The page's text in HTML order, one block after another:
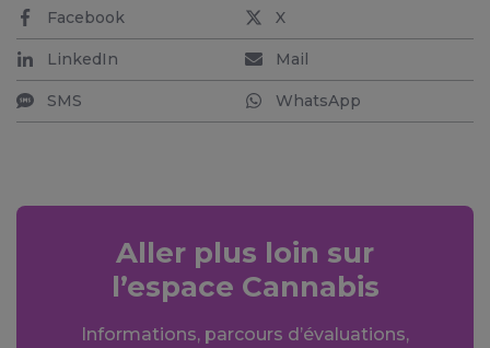
Facebook X
LinkedIn Mail
SMS WhatsApp
Aller plus loin sur
l’espace Cannabis
Informations, parcours d’évaluations,